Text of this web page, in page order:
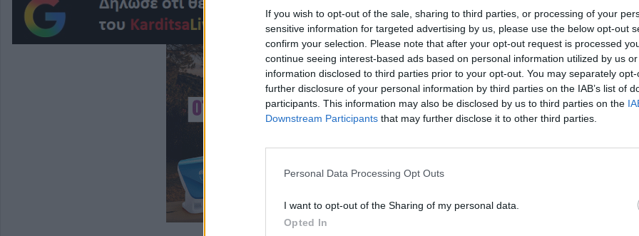
If you wish to opt-out of the sale, sharing to third parties, or processing of your
sensitive information for targeted advertising by us, please use the below opt-out
confirm your selection. Please note that after your opt-out request is processed
continue seeing interest-based ads based on personal information utilized by us
information disclosed to third parties prior to your opt-out. You may separately
further disclosure of your personal information by third parties on the IAB’s list of
participants. This information may also be disclosed by us to third parties on the
Downstream Participants that may further disclose it to other third parties.
Personal Data Processing Opt Outs
I want to opt-out of the Sharing of my personal data.
Opted In
e-ΕΦΚΑ και
ευρώ σε 58.370
10 έως 14
8 Αυγούστου 2026, 09:12
Ο Δήμος
Λουτροπηγή
16/8) της
8 Αυγούστου 2026, 08:22